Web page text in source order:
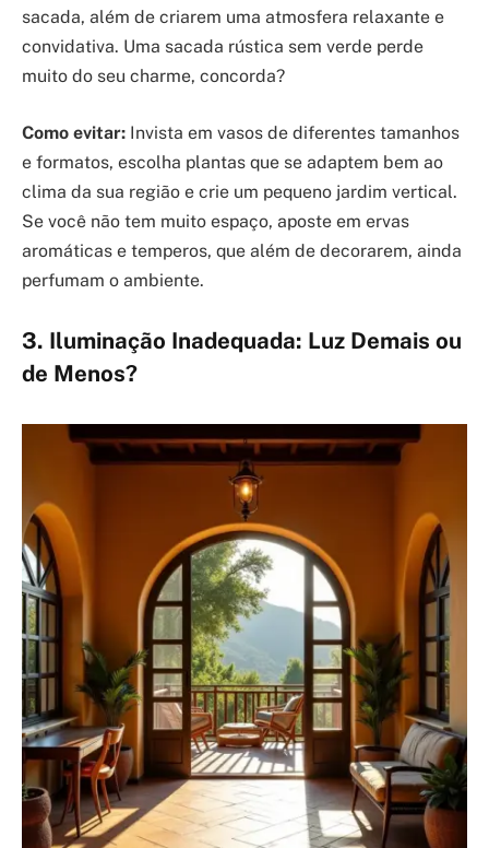
sacada, além de criarem uma atmosfera relaxante e
convidativa. Uma sacada rústica sem verde perde
muito do seu charme, concorda?
Como evitar: Invista em vasos de diferentes tamanhos
e formatos, escolha plantas que se adaptem bem ao
clima da sua região e crie um pequeno jardim vertical.
Se você não tem muito espaço, aposte em ervas
aromáticas e temperos, que além de decorarem, ainda
perfumam o ambiente.
3. Iluminação Inadequada: Luz Demais ou
de Menos?